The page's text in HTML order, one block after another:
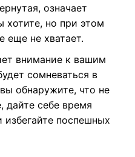
означает
хотите, но при этом
еще не хватает.
внимание к вашим
сомневаться в
обнаружите, что не
дайте себе время
поспешных